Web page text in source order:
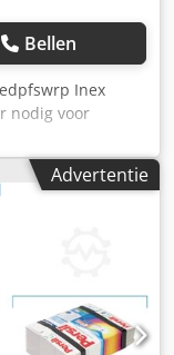
Bellen
Inex
nodig voor
De US-
verwerkt
75 of 100 mm.
het bedrukken
ruimtes en
Advertentie